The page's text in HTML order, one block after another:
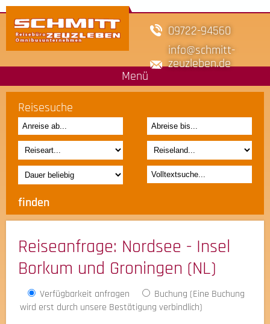
09722-94560
info schmitt-
zeuzleben.de
Menü
Reisesuche
Reiseanfrage: Nordsee - Insel
Borkum und Groningen (NL)
Verfügbarkeit anfragen
Buchung (Eine Buchung
wird erst durch unsere Bestätigung verbindlich)